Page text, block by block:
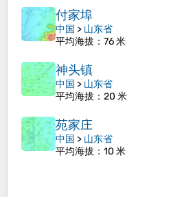
付家埠
中国 > 山东省
平均海拔 ：76 米
神头镇
中国 > 山东省
平均海拔 ：20 米
苑家庄
中国 > 山东省
平均海拔 ：10 米